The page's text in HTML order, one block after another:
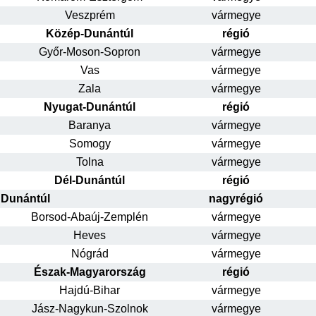
Veszprém
vármegye
Közép-Dunántúl
régió
Győr-Moson-Sopron
vármegye
Vas
vármegye
Zala
vármegye
Nyugat-Dunántúl
régió
Baranya
vármegye
Somogy
vármegye
Tolna
vármegye
Dél-Dunántúl
régió
Dunántúl
nagyrégió
Borsod-Abaúj-Zemplén
vármegye
Heves
vármegye
Nógrád
vármegye
Észak-Magyarország
régió
Hajdú-Bihar
vármegye
Jász-Nagykun-Szolnok
vármegye